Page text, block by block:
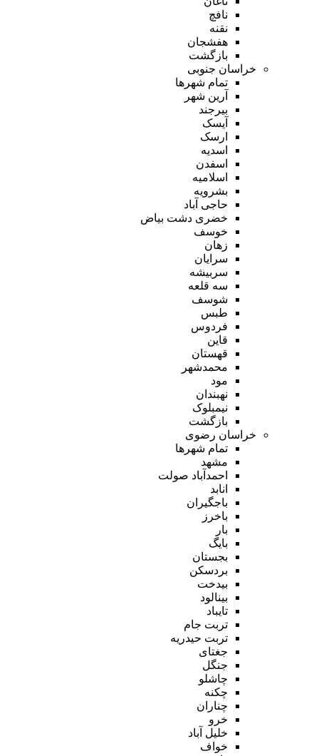
نافچ
نقنه
هفشجان
بازگشت
خراسان جنوبی
تمام شهر‌ها
آرین شهر
بیرجند
آیسک
ارسک
اسدیه
اسفدن
اسلامیه
بشرویه
حاجی آباد
خضری دشت بیاض
خوسف
زهان
سرایان
سربیشه
سه قلعه
شوسف
طبس
فردوس
قاین
قهستان
محمدشهر
مود
نهبندان
نیمبلوک
بازگشت
خراسان رضوی
تمام شهر‌ها
مشهد
احمدآباد صولت
انابد
باجگیران
باخرز
بار
بایگ
بجستان
بردسکن
بیدخت
بینالود
تایباد
تربت جام
تربت حیدریه
جغتای
جنگل
چاشلو
چکنه
چناران
خرو
خلیل آباد
خواف